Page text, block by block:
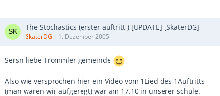
The Stochastics (erster auftritt ) [UPDATE] [SkaterDG]
SkaterDG 1. Dezember 2005
Sersn liebe Trommler gemeinde
Also wie versprochen hier ein Video vom 1Lied des 1Auftritts
(man waren wir aufgeregt) war am 17.10 in unserer schule.